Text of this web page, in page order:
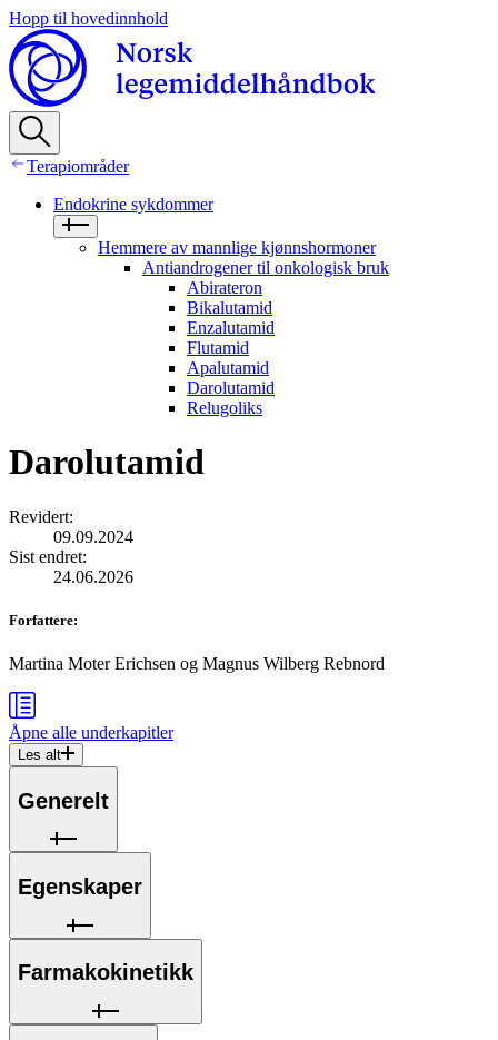
Hopp til hovedinnhold
Terapiområder
Endokrine sykdommer
Hemmere av mannlige kjønnshormoner
Antiandrogener til onkologisk bruk
Abirateron
Bikalutamid
Enzalutamid
Flutamid
Apalutamid
Darolutamid
Relugoliks
Darolutamid
Revidert:
09.09.2024
Sist endret:
24.06.2026
Forfattere:
Martina Moter Erichsen og Magnus Wilberg Rebnord
Åpne alle underkapitler
Les alt
Generelt
Egenskaper
Farmakokinetikk